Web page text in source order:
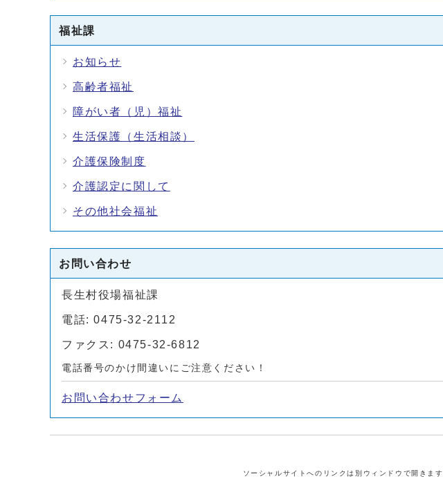
福祉課
お知らせ
高齢者福祉
障がい者（児）福祉
生活保護（生活相談）
介護保険制度
介護認定に関して
その他社会福祉
お問い合わせ
長生村役場福祉課
電話: 0475-32-2112
ファクス: 0475-32-6812
電話番号のかけ間違いにご注意ください！
お問い合わせフォーム
ソーシャルサイトへのリンクは別ウィンドウで開きます